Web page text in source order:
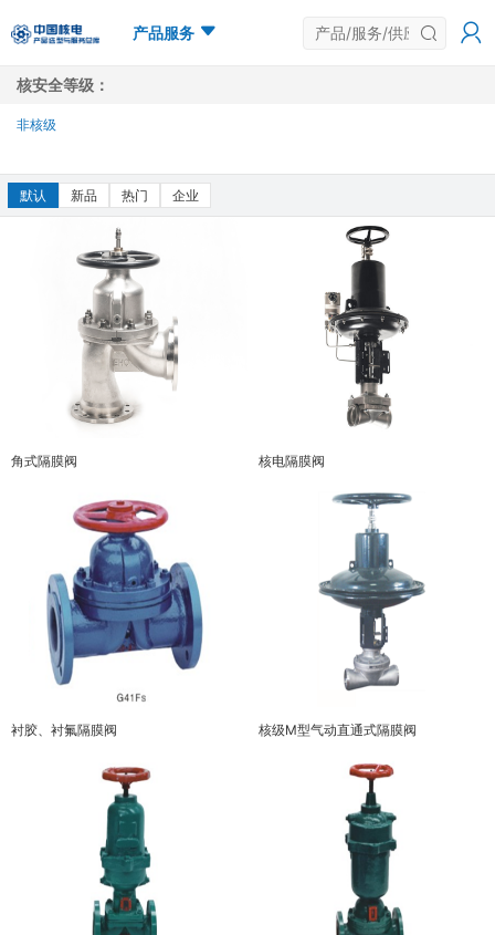
产品服务
核安全等级：
非核级
默认
新品 热门 企业
角式隔膜阀 核电隔膜阀
衬胶、衬氟隔膜阀 核级M型气动直通式隔膜阀